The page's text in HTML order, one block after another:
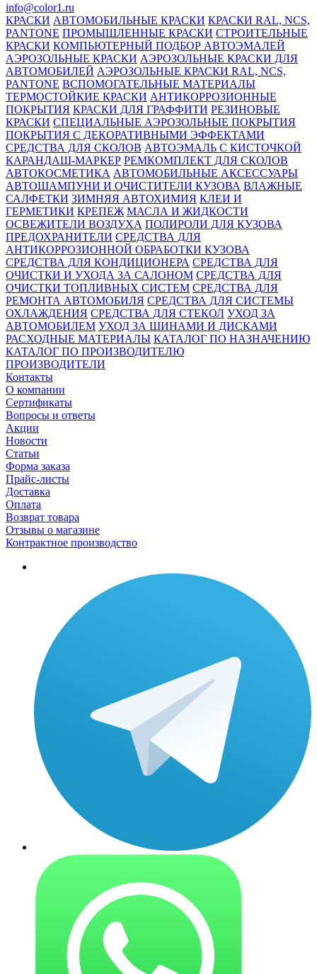
info@color1.ru
КРАСКИ АВТОМОБИЛЬНЫЕ КРАСКИ КРАСКИ RAL, NCS,
PANTONE ПРОМЫШЛЕННЫЕ КРАСКИ СТРОИТЕЛЬНЫЕ
КРАСКИ КОМПЬЮТЕРНЫЙ ПОДБОР АВТОЭМАЛЕЙ
АЭРОЗОЛЬНЫЕ КРАСКИ АЭРОЗОЛЬНЫЕ КРАСКИ ДЛЯ
АВТОМОБИЛЕЙ АЭРОЗОЛЬНЫЕ КРАСКИ RAL, NCS,
PANTONE ВСПОМОГАТЕЛЬНЫЕ МАТЕРИАЛЫ
ТЕРМОСТОЙКИЕ КРАСКИ АНТИКОРРОЗИОННЫЕ
ПОКРЫТИЯ КРАСКИ ДЛЯ ГРАФФИТИ РЕЗИНОВЫЕ
КРАСКИ СПЕЦИАЛЬНЫЕ АЭРОЗОЛЬНЫЕ ПОКРЫТИЯ
ПОКРЫТИЯ С ДЕКОРАТИВНЫМИ ЭФФЕКТАМИ
СРЕДСТВА ДЛЯ СКОЛОВ АВТОЭМАЛЬ С КИСТОЧКОЙ
КАРАНДАШ-МАРКЕР РЕМКОМПЛЕКТ ДЛЯ СКОЛОВ
АВТОКОСМЕТИКА АВТОМОБИЛЬНЫЕ АКСЕССУАРЫ
АВТОШАМПУНИ И ОЧИСТИТЕЛИ КУЗОВА ВЛАЖНЫЕ
САЛФЕТКИ ЗИМНЯЯ АВТОХИМИЯ КЛЕИ И
ГЕРМЕТИКИ КРЕПЕЖ МАСЛА И ЖИДКОСТИ
ОСВЕЖИТЕЛИ ВОЗДУХА ПОЛИРОЛИ ДЛЯ КУЗОВА
ПРЕДОХРАНИТЕЛИ СРЕДСТВА ДЛЯ
АНТИКОРРОЗИОННОЙ ОБРАБОТКИ КУЗОВА
СРЕДСТВА ДЛЯ КОНДИЦИОНЕРА СРЕДСТВА ДЛЯ
ОЧИСТКИ И УХОДА ЗА САЛОНОМ СРЕДСТВА ДЛЯ
ОЧИСТКИ ТОПЛИВНЫХ СИСТЕМ СРЕДСТВА ДЛЯ
РЕМОНТА АВТОМОБИЛЯ СРЕДСТВА ДЛЯ СИСТЕМЫ
ОХЛАЖДЕНИЯ СРЕДСТВА ДЛЯ СТЕКОЛ УХОД ЗА
АВТОМОБИЛЕМ УХОД ЗА ШИНАМИ И ДИСКАМИ
РАСХОДНЫЕ МАТЕРИАЛЫ КАТАЛОГ ПО НАЗНАЧЕНИЮ
КАТАЛОГ ПО ПРОИЗВОДИТЕЛЮ
ПРОИЗВОДИТЕЛИ
Контакты
О компании
Сертификаты
Вопросы и ответы
Акции
Новости
Статьи
Форма заказа
Прайс-листы
Доставка
Оплата
Возврат товара
Отзывы о магазине
Контрактное производство